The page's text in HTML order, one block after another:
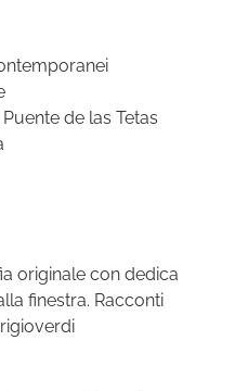
de las Tetas
originale con dedica
finestra. Racconti